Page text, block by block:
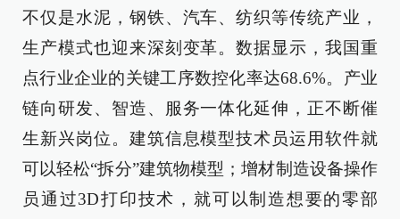
不仅是水泥，钢铁、汽车、纺织等传统产业，
生产模式也迎来深刻变革。数据显示，我国重
点行业企业的关键工序数控化率达68.6%。产业
链向研发、智造、服务一体化延伸，正不断催
生新兴岗位。建筑信息模型技术员运用软件就
可以轻松“拆分”建筑物模型；增材制造设备操作
员通过3D打印技术，就可以制造想要的零部